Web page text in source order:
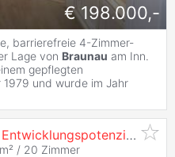
€ 198.000,-
barrierefreie 4-Zimmer-
Lage von Braunau am Inn.
gepflegten
und wurde im Jahr
Pension mit Gastronomie & Entwicklungspotenzial in zentraler Lage von
/ 20 Zimmer